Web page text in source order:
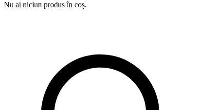
Nu ai niciun produs în coș.